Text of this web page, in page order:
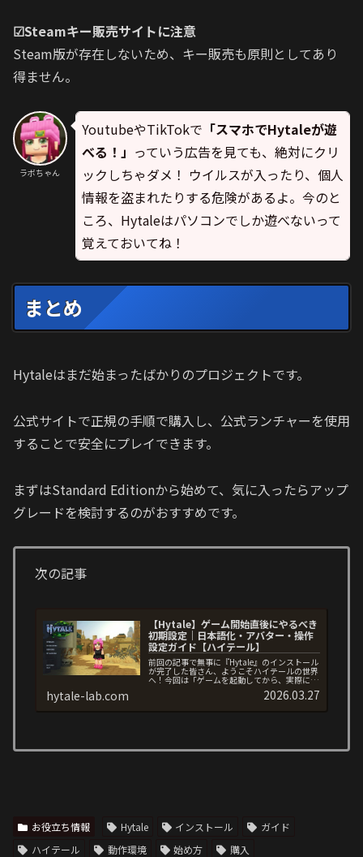
☑Steamキー販売サイトに注意
Steam版が存在しないため、キー販売も原則としてあり
得ません。
ラボちゃん
YoutubeやTikTokで 「スマホでHytaleが遊
べる！」 っていう広告を見ても、絶対にクリ
ックしちゃダメ！ ウイルスが入ったり、個人
情報を盗まれたりする危険があるよ。今のと
ころ、Hytaleはパソコンでしか遊べないって
覚えておいてね！
まとめ
Hytaleはまだ始まったばかりのプロジェクトです。
公式サイトで正規の手順で購入し、公式ランチャーを使用
することで安全にプレイできます。
まずはStandard Editionから始めて、気に入ったらアップ
グレードを検討するのがおすすめです。
次の記事
【Hytale】ゲーム開始直後にやるべき
初期設定｜日本語化・アバター・操作
設定ガイド【ハイテール】
前回の記事で無事に『Hytale』のインストール
が完了した皆さん、ようこそハイテールの世界
へ！今回は「ゲームを起動してから、実際にワ
ールドに降り立つまで」にやっておくべき重要
な初期設定を解説します。 特にMinecraftに慣
hytale-lab.com 2026.03.27
お役立ち情報 Hytale インストール
ガイド
ハイテール
動作環境 始め方 購入